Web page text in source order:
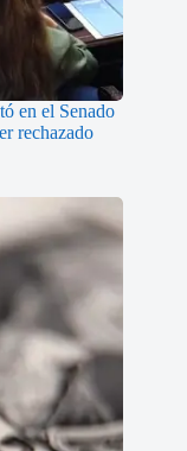
en el Senado
rechazado